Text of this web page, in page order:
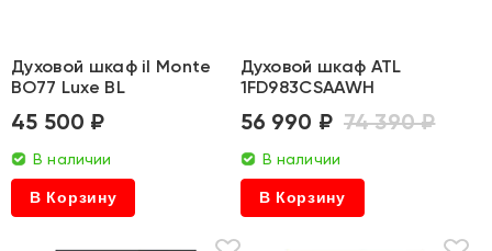
Духовой шкаф il Monte
BO77 Luxe BL
45 500 ₽
В наличии
В Корзину
Духовой шкаф ATL
1FD983CSAAWH
56 990 ₽ 74 390 ₽
В наличии
В Корзину